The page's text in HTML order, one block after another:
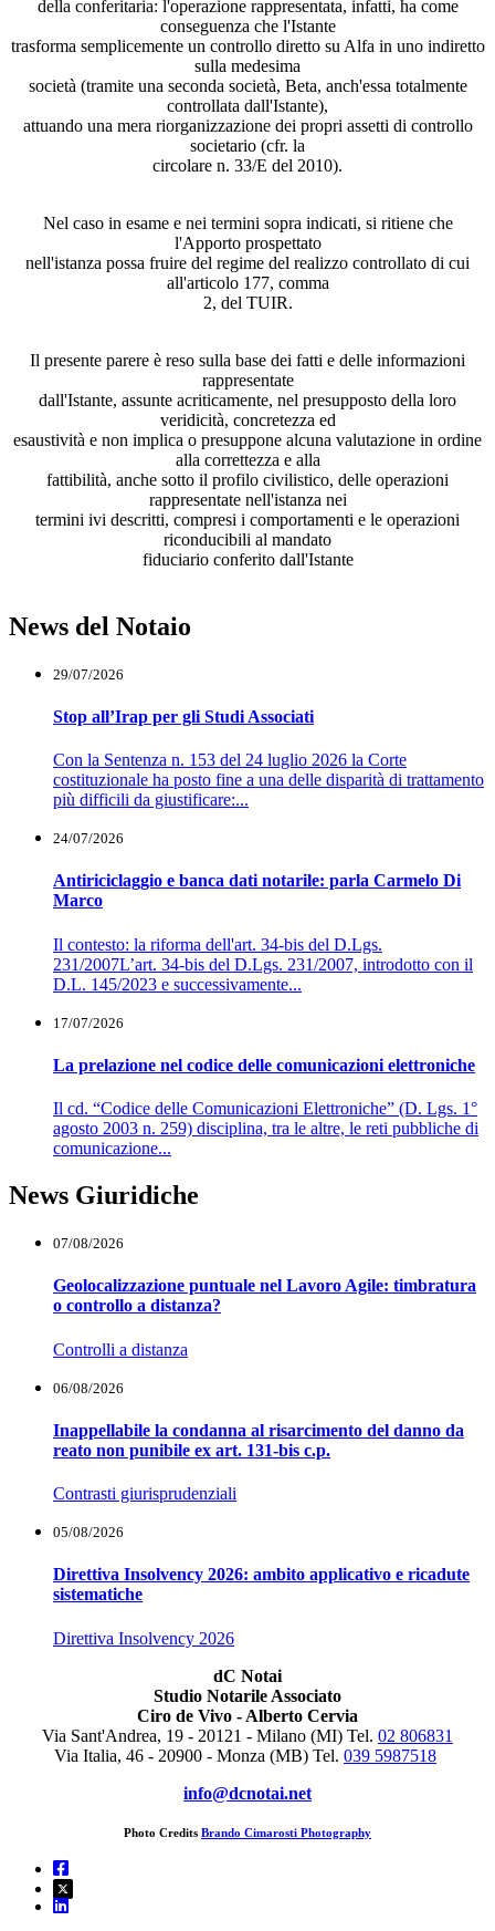
della conferitaria: l'operazione rappresentata, infatti, ha come
conseguenza che l'Istante
trasforma semplicemente un controllo diretto su Alfa in uno indiretto
sulla medesima
società (tramite una seconda società, Beta, anch'essa totalmente
controllata dall'Istante),
attuando una mera riorganizzazione dei propri assetti di controllo
societario (cfr. la
circolare n. 33/E del 2010).
Nel caso in esame e nei termini sopra indicati, si ritiene che
l'Apporto prospettato
nell'istanza possa fruire del regime del realizzo controllato di cui
all'articolo 177, comma
2, del TUIR.
Il presente parere è reso sulla base dei fatti e delle informazioni
rappresentate
dall'Istante, assunte acriticamente, nel presupposto della loro
veridicità, concretezza ed
esaustività e non implica o presuppone alcuna valutazione in ordine
alla correttezza e alla
fattibilità, anche sotto il profilo civilistico, delle operazioni
rappresentate nell'istanza nei
termini ivi descritti, compresi i comportamenti e le operazioni
riconducibili al mandato
fiduciario conferito dall'Istante
News del Notaio
29/07/2026
Stop all’Irap per gli Studi Associati
Con la Sentenza n. 153 del 24 luglio 2026 la Corte
costituzionale ha posto fine a una delle disparità di trattamento
più difficili da giustificare:...
24/07/2026
Antiriciclaggio e banca dati notarile: parla Carmelo Di
Marco
Il contesto: la riforma dell'art. 34-bis del D.Lgs.
231/2007L’art. 34-bis del D.Lgs. 231/2007, introdotto con il
D.L. 145/2023 e successivamente...
17/07/2026
La prelazione nel codice delle comunicazioni elettroniche
Il cd. “Codice delle Comunicazioni Elettroniche” (D. Lgs. 1°
agosto 2003 n. 259) disciplina, tra le altre, le reti pubbliche di
comunicazione...
News Giuridiche
07/08/2026
Geolocalizzazione puntuale nel Lavoro Agile: timbratura
o controllo a distanza?
Controlli a distanza
06/08/2026
Inappellabile la condanna al risarcimento del danno da
reato non punibile ex art. 131-bis c.p.
Contrasti giurisprudenziali
05/08/2026
Direttiva Insolvency 2026: ambito applicativo e ricadute
sistematiche
Direttiva Insolvency 2026
dC Notai
Studio Notarile Associato
Ciro de Vivo - Alberto Cervia
Via Sant'Andrea, 19 - 20121 - Milano (MI) Tel. 02 806831
Via Italia, 46 - 20900 - Monza (MB) Tel. 039 5987518
info@dcnotai.net
Photo Credits Brando Cimarosti Photography